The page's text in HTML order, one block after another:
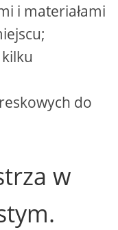
i materiałami
do
w